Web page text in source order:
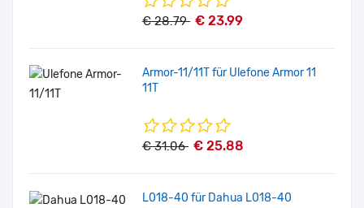
€ 28.79 € 23.99
Armor-11/11T für Ulefone Armor 11
11T
€ 31.06 € 25.88
L018-40 für Dahua L018-40